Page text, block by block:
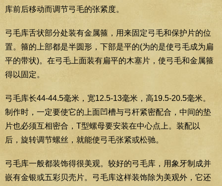
库前后移动而调节弓毛的张紧度。
弓毛库舌状部分处装有金属箍，用来固定弓毛和保护片的位
置。箍的上部都是半圆形，下部是平的(为的是使弓毛成为扁
平的带状)。在弓毛上面装有扁平的木塞片，使弓毛和金属箍
得以固定。
弓毛库长44-44.5毫米，宽12.5-13毫米，高19.5-20.5毫米。
制作时，一定要使它的上面凹槽与弓杆紧密配合，中间的垫
片也必须互相密合，T型螺母要安装在中心点上。装配以
后，旋转调节螺丝，就能使弓毛张紧或松驰。
弓毛库一般都装饰得很美观。较好的弓毛库，用象牙制成并
嵌有金银或五彩贝壳片。弓毛库这样装饰除为美观外，它还